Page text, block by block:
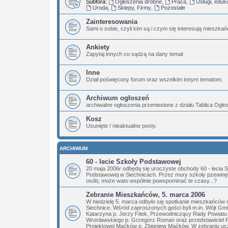
Subfora: Ogłoszenia drobne, Praca, Usługi,
Uroda, Sklepy, Firmy, Pozostałe
Zainteresowania
Sami o sobie, czyli kim są i czym się interesują
Ankiety
Zapytaj innych co sądzą na dany temat
Inne
Dział poświęcony forum oraz wszelkim innym tematom.
Archiwum ogłoszeń
archiwalne ogłoszenia przeniesione z działu Tablica
Kosz
Usunięte / nieaktualne posty.
ARCHIWUM
60 - lecie Szkoły Podstawowej
20 maja 2006r odbędą się uroczyste obchody 60 - lecia
Podstawowej w Siechnicach. Przez mury szkoły
osób, może wato wspólnie powspominać te czasy...?
Zebranie Mieszkańców, 5. marca 2006
W niedzielę 5. marca odbyło się spotkanie mieszkańców
Siechnice. Wśród zaproszonych gości byli m.in. Wójt
Katarzyna p. Jerzy Fitek, Przewodniczący Rady Powiatu
Wrocławskiego p. Grzegorz Roman oraz przedstawiciel
Projektowej Maćków p. Zbigniew Maćków. W zebraniu